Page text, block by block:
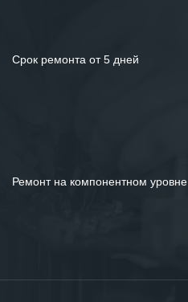
Срок ремонта от 5 дней
Ремонт на компонентном уровне